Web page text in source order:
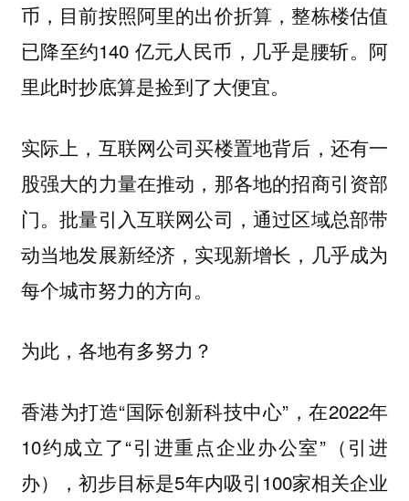
币，目前按照阿里的出价折算，整栋楼估值
已降至约140 亿元人民币，几乎是腰斩。阿
里此时抄底算是捡到了大便宜。
实际上，互联网公司买楼置地背后，还有一
股强大的力量在推动，那各地的招商引资部
门。批量引入互联网公司，通过区域总部带
动当地发展新经济，实现新增长，几乎成为
每个城市努力的方向。
为此，各地有多努力？
香港为打造“国际创新科技中心”，在2022年
10约成立了“引进重点企业办公室”（引进
办），初步目标是5年内吸引100家相关企业